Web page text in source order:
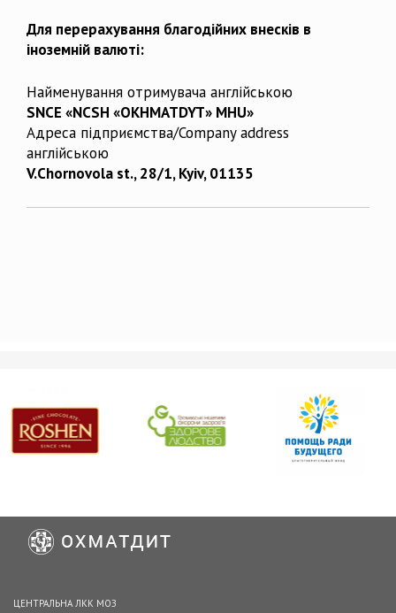
Для перерахування благодійних внесків в
іноземній валюті:
Найменування отримувача англійською
SNCE «NCSH «OKHMATDYT» MHU»
Адреса підприємства/Company address
англійською
V.Chornovola st., 28/1, Kyiv, 01135
ЦЕНТРАЛЬНА ЛКК МОЗ